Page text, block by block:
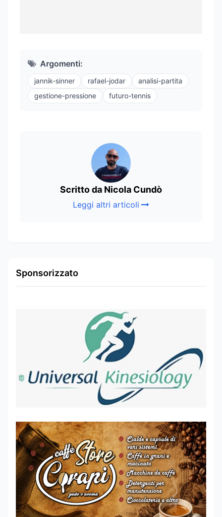
Argomenti:
jannik-sinner rafael-jodar
analisi-partita
gestione-pressione
futuro-tennis
Scritto da Nicola Cundò
Leggi altri articoli
Sponsorizzato